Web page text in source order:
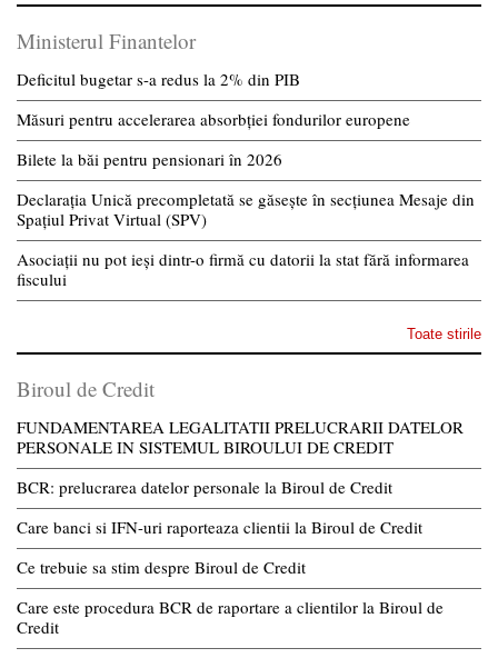
Ministerul Finantelor
Deficitul bugetar s-a redus la 2% din PIB
Măsuri pentru accelerarea absorbției fondurilor europene
Bilete la băi pentru pensionari în 2026
Declarația Unică precompletată se găsește în secțiunea Mesaje din
Spațiul Privat Virtual (SPV)
Asociații nu pot ieși dintr-o firmă cu datorii la stat fără informarea
fiscului
Toate stirile
Biroul de Credit
FUNDAMENTAREA LEGALITATII PRELUCRARII DATELOR
PERSONALE IN SISTEMUL BIROULUI DE CREDIT
BCR: prelucrarea datelor personale la Biroul de Credit
Care banci si IFN-uri raporteaza clientii la Biroul de Credit
Ce trebuie sa stim despre Biroul de Credit
Care este procedura BCR de raportare a clientilor la Biroul de
Credit